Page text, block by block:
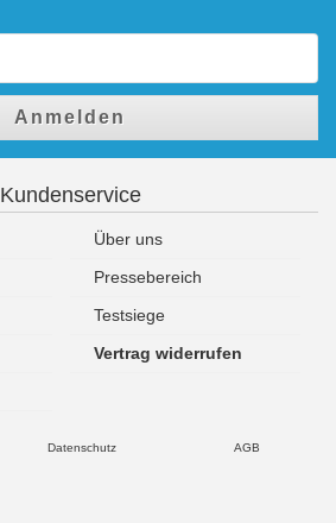
Anmelden
Kundenservice
Über uns
Pressebereich
Testsiege
Vertrag widerrufen
Datenschutz AGB